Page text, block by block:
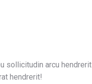
sollicitudin arcu
hendrerit!